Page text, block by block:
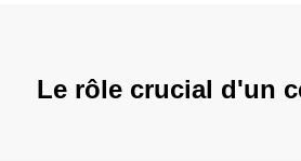
Le rôle crucial d'un